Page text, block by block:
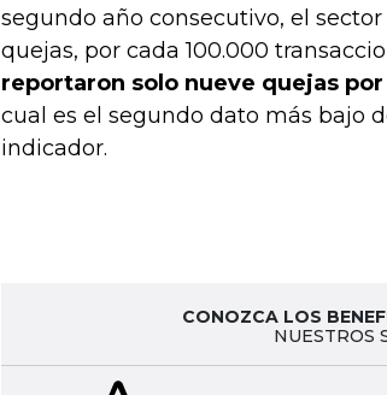
segundo año consecutivo, el
quejas, por cada 100.000
reportaron solo nueve quejas
cual es el segundo dato más bajo
indicador.
CONOZCA LOS
NUESTROS